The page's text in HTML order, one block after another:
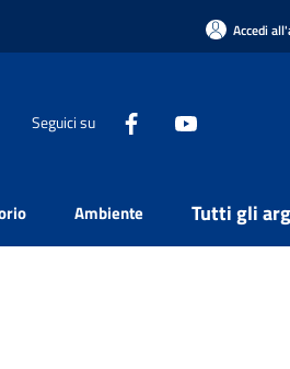
Accedi
Seguici su
Ambiente Tutti gli